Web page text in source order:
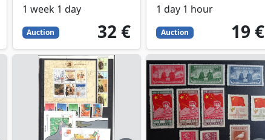
1 week 1 day
Auction 32
EUR
32 €
1 day 1 hour
Auction 19
EUR
19 €